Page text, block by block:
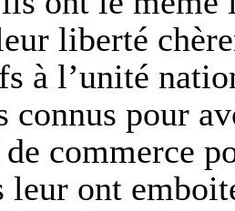
liberté
à l’unité
connus pour
commerce
ont